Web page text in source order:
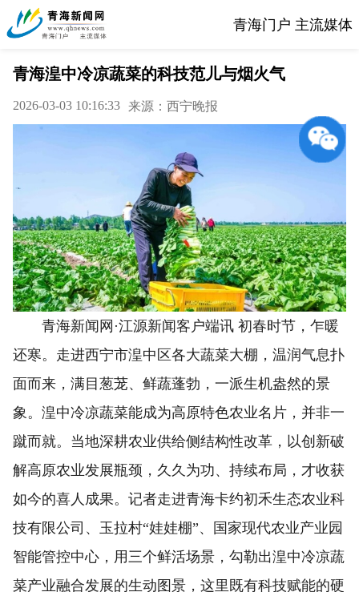
青海门户 主流媒体
青海湟中冷凉蔬菜的科技范儿与烟火气
2026-03-03 10:16:33 来源：西宁晚报
青海新闻网·江源新闻客户端讯 初春时节，乍暖
还寒。走进西宁市湟中区各大蔬菜大棚，温润气息扑
面而来，满目葱茏、鲜蔬蓬勃，一派生机盎然的景
象。湟中冷凉蔬菜能成为高原特色农业名片，并非一
蹴而就。当地深耕农业供给侧结构性改革，以创新破
解高原农业发展瓶颈，久久为功、持续布局，才收获
如今的喜人成果。记者走进青海卡约初禾生态农业科
技有限公司、玉拉村“娃娃棚”、国家现代农业产业园
智能管控中心，用三个鲜活场景，勾勒出湟中冷凉蔬
菜产业融合发展的生动图景，这里既有科技赋能的硬